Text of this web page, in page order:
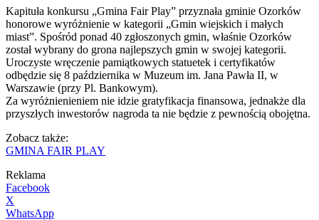
Kapituła konkursu „Gmina Fair Play” przyznała gminie Ozorków
honorowe wyróżnienie w kategorii „Gmin wiejskich i małych
miast”. Spośród ponad 40 zgłoszonych gmin, właśnie Ozorków
został wybrany do grona najlepszych gmin w swojej kategorii.
Uroczyste wręczenie pamiątkowych statuetek i certyfikatów
odbędzie się 8 października w Muzeum im. Jana Pawła II, w
Warszawie (przy Pl. Bankowym).
Za wyróżnienieniem nie idzie gratyfikacja finansowa, jednakże dla
przyszłych inwestorów nagroda ta nie będzie z pewnością obojętna.
Zobacz także:
GMINA FAIR PLAY
Reklama
Facebook
X
WhatsApp